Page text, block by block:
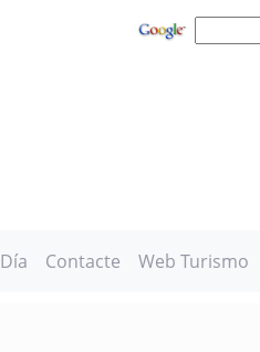
Contacte Web Turismo